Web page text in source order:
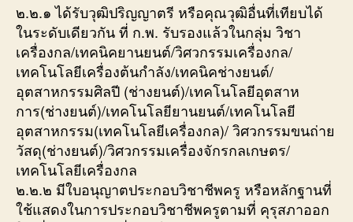
๒.๒.๑ ได้รับวุฒิปริญญาตรี หรือคุณวุฒิอื่นที่เทียบได้
ในระดับเดียวกัน ที่ ก.พ. รับรองแล้วในกลุ่ม วิชา
เครื่องกล/เทคนิคยานยนต์/วิศวกรรมเครื่องกล/
เทคโนโลยีเครื่องต้นกำลัง/เทคนิคช่างยนต์/
อุตสาหกรรมศิลปี (ช่างยนต์)/เทคโนโลยีอุตสาห
การ(ช่างยนต์)/เทคโนโลยียานยนต์/เทคโนโลยี
อุตสาหกรรม(เทคโนโลยีเครื่องกล)/ วิศวกรรมขนถ่าย
วัสดุ(ช่างยนต์)/วิศวกรรมเครื่องจักรกลเกษตร/
เทคโนโลยีเครื่องกล
๒.๒.๒ มีใบอนุญาตประกอบวิชาชีพครู หรือหลักฐานที่
ใช้แสดงในการประกอบวิชาชีพครูตามที่ คุรุสภาออก